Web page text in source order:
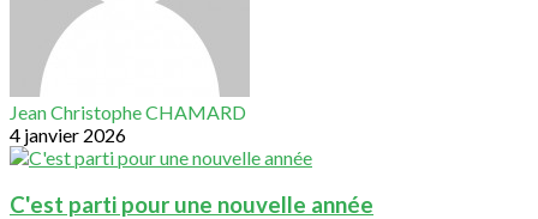
Jean Christophe CHAMARD
4 janvier 2026
C'est parti pour une nouvelle année